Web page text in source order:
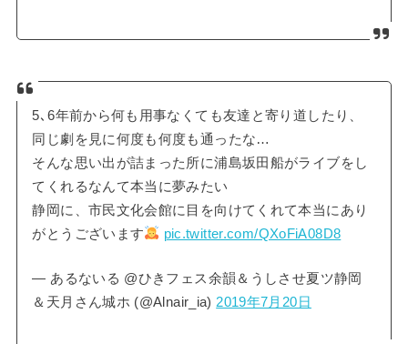
5､6年前から何も用事なくても友達と寄り道したり、
同じ劇を見に何度も何度も通ったな…
そんな思い出が詰まった所に浦島坂田船がライブをし
てくれるなんて本当に夢みたい
静岡に、市民文化会館に目を向けてくれて本当にあり
がとうございます
pic.twitter.com/QXoFiA08D8
— あるないる @ひきフェス余韻＆うしさせ夏ツ静岡
＆天月さん城ホ (@Alnair_ia)2019年7月20日